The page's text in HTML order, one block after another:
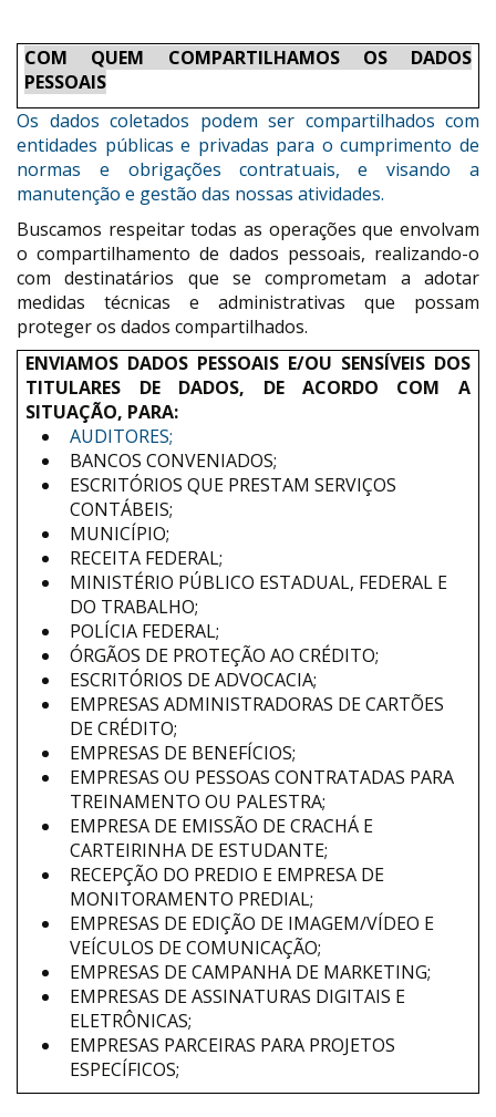
COM QUEM COMPARTILHAMOS OS DADOS
PESSOAIS
Os dados coletados podem ser compartilhados com
entidades públicas e privadas para o cumprimento de
normas e obrigações contratuais, e visando a
manutenção e gestão das nossas atividades.
Buscamos respeitar todas as operações que envolvam
o compartilhamento de dados pessoais, realizando-o
com destinatários que se comprometam a adotar
medidas técnicas e administrativas que possam
proteger os dados compartilhados.
ENVIAMOS DADOS PESSOAIS E/OU SENSÍVEIS DOS
TITULARES DE DADOS, DE ACORDO COM A
SITUAÇÃO, PARA:
AUDITORES;
BANCOS CONVENIADOS;
ESCRITÓRIOS QUE PRESTAM SERVIÇOS
CONTÁBEIS;
MUNICÍPIO;
RECEITA FEDERAL;
MINISTÉRIO PÚBLICO ESTADUAL, FEDERAL E
DO TRABALHO;
POLÍCIA FEDERAL;
ÓRGÃOS DE PROTEÇÃO AO CRÉDITO;
ESCRITÓRIOS DE ADVOCACIA;
EMPRESAS ADMINISTRADORAS DE CARTÕES
DE CRÉDITO;
EMPRESAS DE BENEFÍCIOS;
EMPRESAS OU PESSOAS CONTRATADAS PARA
TREINAMENTO OU PALESTRA;
EMPRESA DE EMISSÃO DE CRACHÁ E
CARTEIRINHA DE ESTUDANTE;
RECEPÇÃO DO PREDIO E EMPRESA DE
MONITORAMENTO PREDIAL;
EMPRESAS DE EDIÇÃO DE IMAGEM/VÍDEO E
VEÍCULOS DE COMUNICAÇÃO;
EMPRESAS DE CAMPANHA DE MARKETING;
EMPRESAS DE ASSINATURAS DIGITAIS E
ELETRÔNICAS;
EMPRESAS PARCEIRAS PARA PROJETOS
ESPECÍFICOS;